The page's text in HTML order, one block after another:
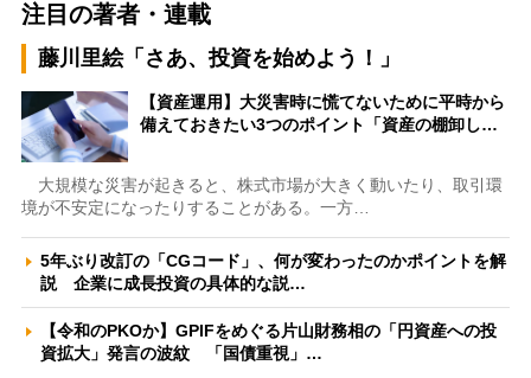
注目の著者・連載
藤川里絵「さあ、投資を始めよう！」
【資産運用】大災害時に慌てないために平時から
備えておきたい3つのポイント「資産の棚卸し…
大規模な災害が起きると、株式市場が大きく動いたり、取引環
境が不安定になったりすることがある。一方…
5年ぶり改訂の「CGコード」、何が変わったのかポイントを解
説 企業に成長投資の具体的な説…
【令和のPKOか】GPIFをめぐる片山財務相の「円資産への投
資拡大」発言の波紋 「国債重視」…